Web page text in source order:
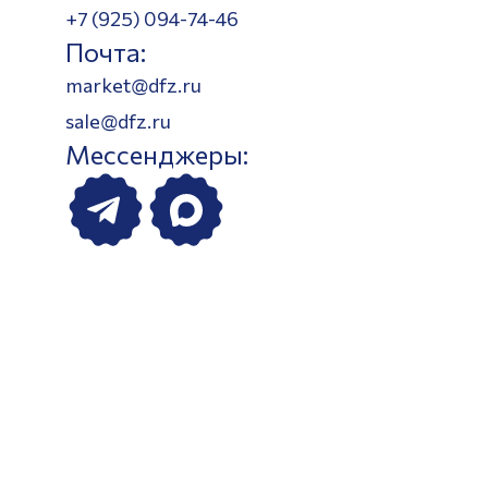
+7 (925) 094-74-46
Почта:
market@dfz.ru
sale@dfz.ru
Мессенджеры: